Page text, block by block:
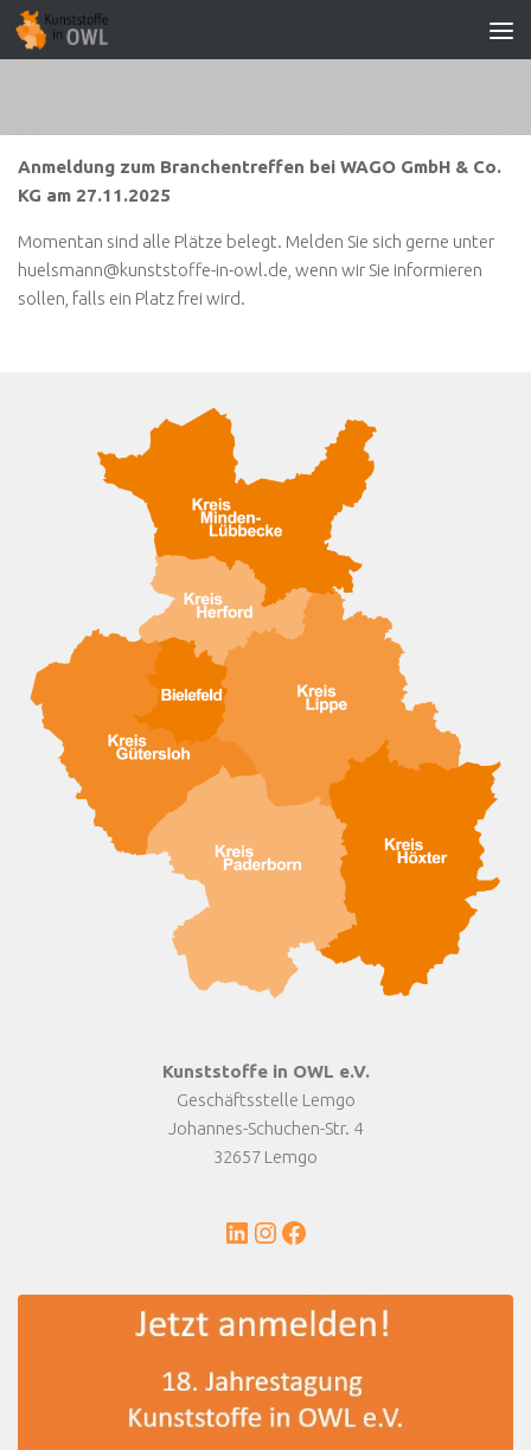
Zum Inhalt springen
Anmeldung zum Branchentreffen bei WAGO GmbH & Co.
KG am 27.11.2025
Momentan sind alle Plätze belegt. Melden Sie sich gerne unter
huelsmann@kunststoffe-in-owl.de, wenn wir Sie informieren
sollen, falls ein Platz frei wird.
Kunststoffe in OWL e.V.
Geschäftsstelle Lemgo
Johannes-Schuchen-Str. 4
32657 Lemgo
LinkedIn
Instagram
Facebook